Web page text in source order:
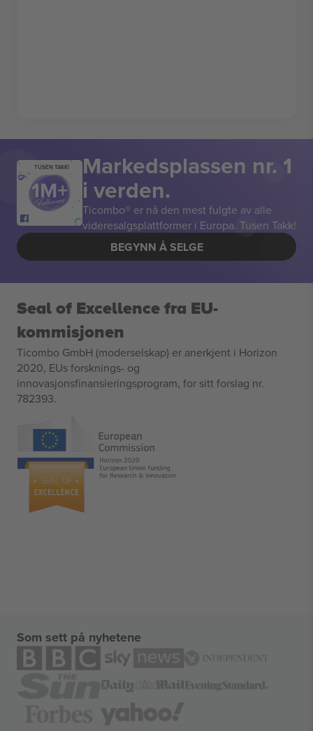
TUSEN TAKK! Markedsplassen nr. 1
i verden.
Ticombo® er nå den mest fulgte av alle
videresalgsplattformer i Europa. Tusen Takk!
BEGYNN Å SELGE
Seal of Excellence fra EU-
kommisjonen
Ticombo GmbH (moderselskap) er anerkjent i Horizon
2020, EUs forsknings- og
innovasjonsfinansieringsprogram, for sitt forslag nr.
782393.
Som sett på nyhetene